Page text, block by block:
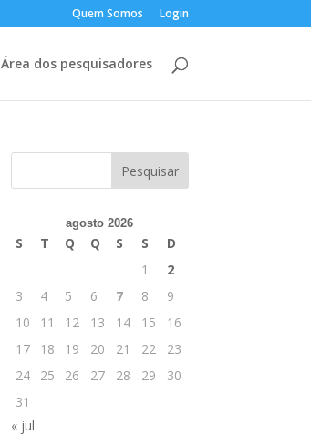
Quem Somos Login
Área dos pesquisadores
agosto 2026
S T Q Q S S
D
1
2
3
4 5 6 7 8
9
10
11 12 13 14 15
16
17
18 19 20 21 22
23
24
25 26 27 28 29
30
31
« jul